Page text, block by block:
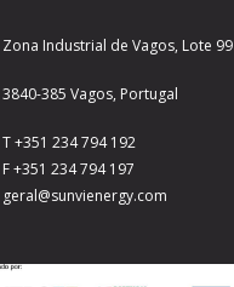
Zona Industrial de Vagos, Lote 99
3840-385 Vagos, Portugal
T +351 234 794 192
F +351 234 794 197
geral@sunvienergy.com